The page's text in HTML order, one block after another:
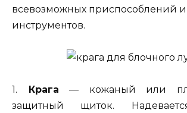
всевозможных приспособлений и
инструментов.
1. Крага — кожаный или
защитный щиток.